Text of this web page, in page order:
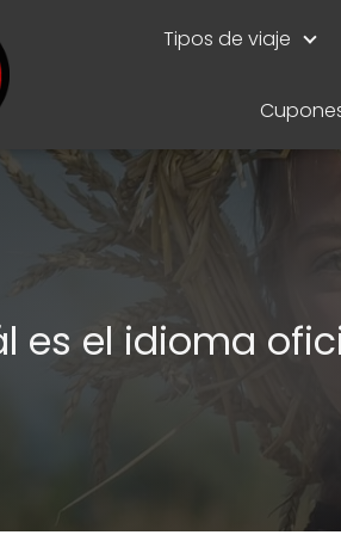
Tipos de viaje
es el idioma